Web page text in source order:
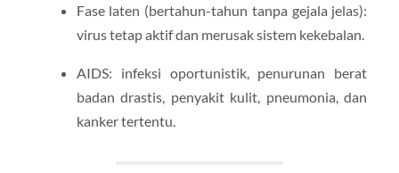
Fase laten (bertahun-tahun tanpa gejala jelas):
virus tetap aktif dan merusak sistem kekebalan.
AIDS: infeksi oportunistik, penurunan berat
badan drastis, penyakit kulit, pneumonia, dan
kanker tertentu.